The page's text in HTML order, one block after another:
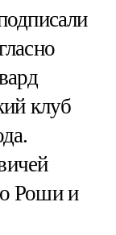
клуб
Роши и